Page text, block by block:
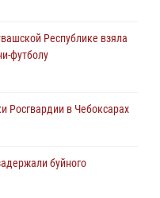
Республике взяла
футболу
Росгвардии в Чебоксарах
буйного